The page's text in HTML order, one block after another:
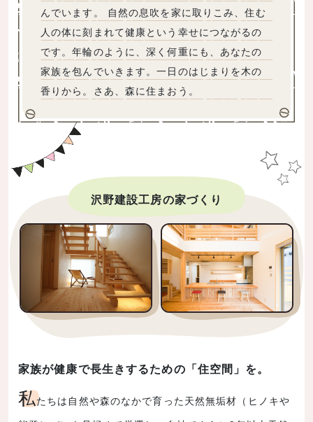
んでいます。 自然の息吹を家に取りこみ、住む
人の体に刻まれて健康という幸せにつながるの
です。年輪のように、深く何重にも、あなたの
家族を包んでいきます。一日のはじまりを木の
香りから。さあ、森に住まおう。
沢野建設工房の家づくり
家族が健康で長生きするための「住空間」を。
私たちは自然や森のなかで育った天然無垢材（ヒノキや